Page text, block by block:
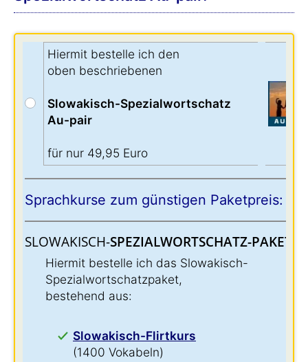
Hiermit bestelle ich den
oben beschriebenen
Slowakisch-Spezialwortschatz
Au-pair
für nur 49,95 Euro
Sprachkurse zum günstigen Paketpreis:
SLOWAKISCH-SPEZIALWORTSCHATZ-PAKET:
Hiermit bestelle ich das Slowakisch-
Spezialwortschatzpaket,
bestehend aus:
Slowakisch-Flirtkurs
(1400 Vokabeln)